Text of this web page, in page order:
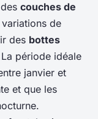
couches de
de
des bottes
période idéale
janvier et
et que les